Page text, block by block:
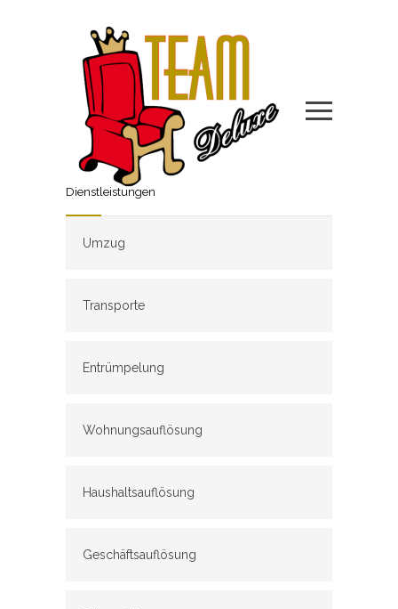
Dienstleistungen
Umzug
Transporte
Entrümpelung
Wohnungsauflösung
Haushaltsauflösung
Geschäftsauflösung